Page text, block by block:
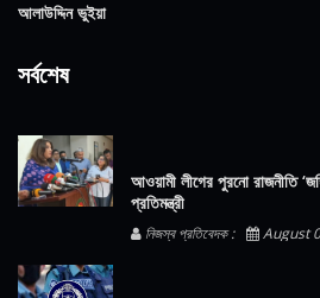
আলাউদ্দিন ভুইয়া
সর্বশেষ
আওয়ামী লীগের পুরনো রাজনীতি
প্রতিমন্ত্রী
নিজস্ব প্রতিবেদক : August